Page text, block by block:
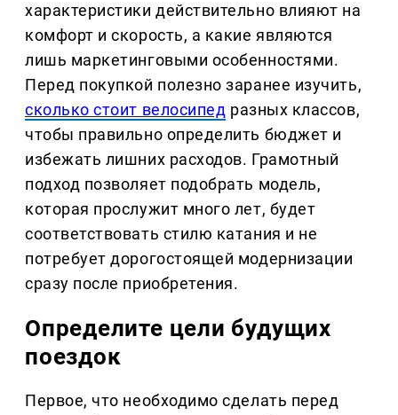
характеристики действительно влияют на
комфорт и скорость, а какие являются
лишь маркетинговыми особенностями.
Перед покупкой полезно заранее изучить,
сколько стоит велосипед разных классов,
чтобы правильно определить бюджет и
избежать лишних расходов. Грамотный
подход позволяет подобрать модель,
которая прослужит много лет, будет
соответствовать стилю катания и не
потребует дорогостоящей модернизации
сразу после приобретения.
Определите цели будущих
поездок
Первое, что необходимо сделать перед